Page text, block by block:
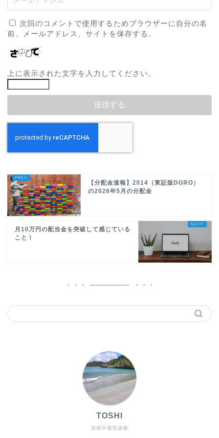
次回のコメントで使用するためブラウザーに自分の名
前、メールアドレス、サイトを保存する。
上に表示された文字を入力してください。
【分配金速報】2014（東証版DGRO）
の2026年5月の分配金
月10万円の配当金を突破して感じている
こと！
高校中退投資家
TOSHI